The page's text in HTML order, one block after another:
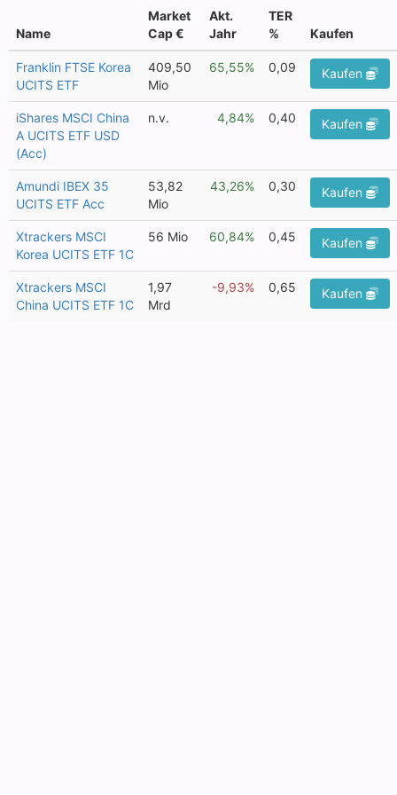
Name
Market
Cap €
Akt.
Jahr
TER
%
Kaufen
Franklin FTSE Korea
UCITS ETF
409,50
Mio
65,55% 0,09 Kaufen
iShares MSCI China
A UCITS ETF USD
(Acc)
n.v. 4,84% 0,40 Kaufen
Amundi IBEX 35
UCITS ETF Acc
53,82
Mio
43,26% 0,30 Kaufen
Xtrackers MSCI
Korea UCITS ETF 1C
56 Mio 60,84% 0,45 Kaufen
Xtrackers MSCI
China UCITS ETF 1C
1,97
Mrd
-9,93% 0,65 Kaufen